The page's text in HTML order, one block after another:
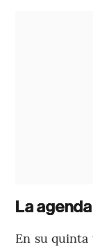
La
En su quinta